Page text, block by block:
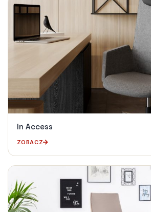
In Access
ZOBACZ